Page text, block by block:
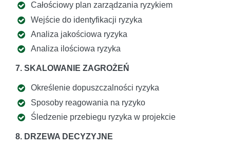
Całościowy plan zarządzania ryzykiem
Wejście do identyfikacji ryzyka
Analiza jakościowa ryzyka
Analiza ilościowa ryzyka
7. SKALOWANIE ZAGROŻEŃ
Określenie dopuszczalności ryzyka
Sposoby reagowania na ryzyko
Śledzenie przebiegu ryzyka w projekcie
8. DRZEWA DECYZYJNE